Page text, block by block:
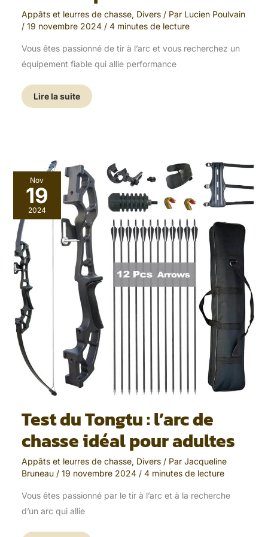
Appâts et leurres de chasse, Divers/ Par Lucien Poulvain
/ 19 novembre 2024 / 4 minutes de lecture
Vous êtes passionné de tir à l’arc et vous recherchez un
équipement fiable qui allie performance
Lire la suite
Nov
19
2024
Test du Tongtu : l’arc de
chasse idéal pour adultes
Appâts et leurres de chasse, Divers/ Par Jacqueline
Bruneau / 19 novembre 2024 / 4 minutes de lecture
Vous êtes passionné par le tir à l’arc et à la recherche
d’un arc qui allie
Test
du
Tongtu
:
l’arc
chasse